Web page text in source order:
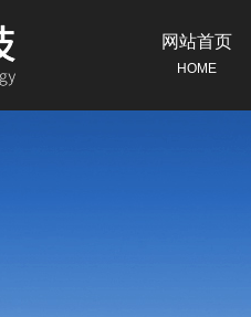
网站首页
HOME